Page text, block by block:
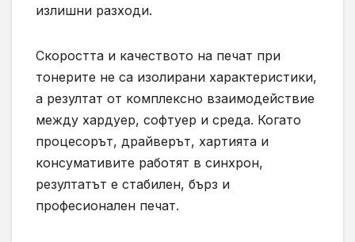
излишни разходи.
Скоростта и качеството на печат при
тонерите не са изолирани характеристики,
а резултат от комплексно взаимодействие
между хардуер, софтуер и среда. Когато
процесорът, драйверът, хартията и
консумативите работят в синхрон,
резултатът е стабилен, бърз и
професионален печат.